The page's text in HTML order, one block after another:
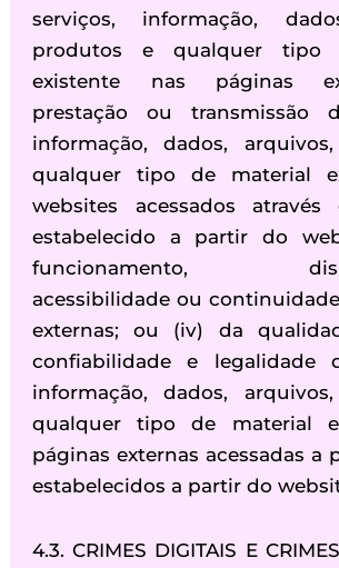
serviços, informação,
produtos e qualquer tipo
existente nas páginas
prestação ou transmissão
informação, dados,
qualquer tipo de material
websites acessados
estabelecido a partir do
funcionamento,
acessibilidade ou
externas; ou (iv) da
confiabilidade e legalidade
informação, dados,
qualquer tipo de material
páginas externas acessadas a
estabelecidos a partir do
4.3. CRIMES DIGITAIS E